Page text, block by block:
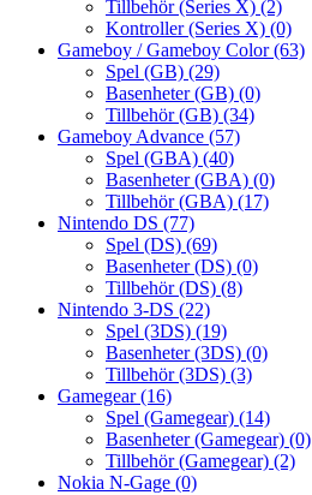
Tillbehör (Series X) (2)
Kontroller (Series X) (0)
Gameboy / Gameboy Color(63)
Spel (GB) (29)
Basenheter (GB) (0)
Tillbehör (GB) (34)
Gameboy Advance (57)
Spel (GBA) (40)
Basenheter (GBA) (0)
Tillbehör (GBA) (17)
Nintendo DS (77)
Spel (DS) (69)
Basenheter (DS) (0)
Tillbehör (DS) (8)
Nintendo 3-DS (22)
Spel (3DS) (19)
Basenheter (3DS) (0)
Tillbehör (3DS) (3)
Gamegear(16)
Spel (Gamegear) (14)
Basenheter (Gamegear) (0)
Tillbehör (Gamegear) (2)
Nokia N-Gage (0)